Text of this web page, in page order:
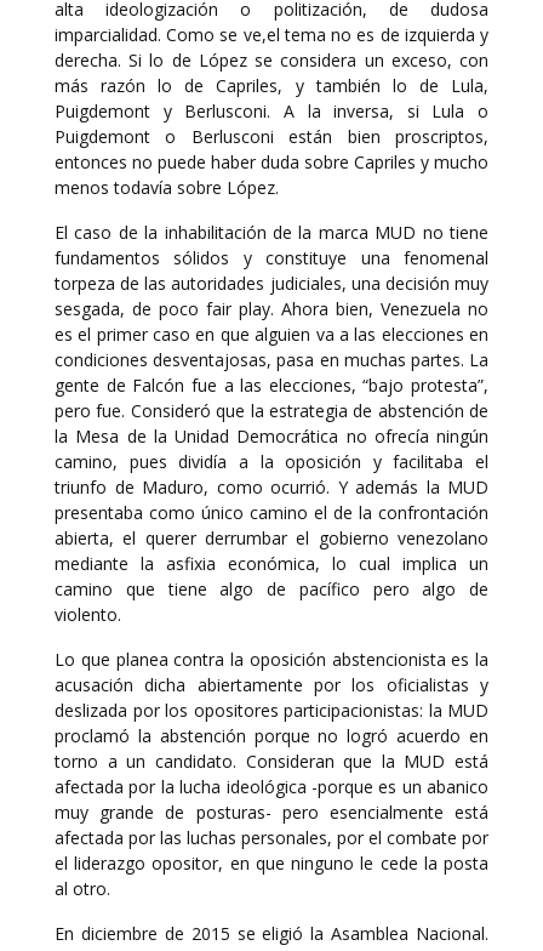
alta ideologización o politización, de dudosa
imparcialidad. Como se ve,el tema no es de izquierda y
derecha. Si lo de López se considera un exceso, con
más razón lo de Capriles, y también lo de Lula,
Puigdemont y Berlusconi. A la inversa, si Lula o
Puigdemont o Berlusconi están bien proscriptos,
entonces no puede haber duda sobre Capriles y mucho
menos todavía sobre López.
El caso de la inhabilitación de la marca MUD no tiene
fundamentos sólidos y constituye una fenomenal
torpeza de las autoridades judiciales, una decisión muy
sesgada, de poco fair play. Ahora bien, Venezuela no
es el primer caso en que alguien va a las elecciones en
condiciones desventajosas, pasa en muchas partes. La
gente de Falcón fue a las elecciones, “bajo protesta”,
pero fue. Consideró que la estrategia de abstención de
la Mesa de la Unidad Democrática no ofrecía ningún
camino, pues dividía a la oposición y facilitaba el
triunfo de Maduro, como ocurrió. Y además la MUD
presentaba como único camino el de la confrontación
abierta, el querer derrumbar el gobierno venezolano
mediante la asfixia económica, lo cual implica un
camino que tiene algo de pacífico pero algo de
violento.
Lo que planea contra la oposición abstencionista es la
acusación dicha abiertamente por los oficialistas y
deslizada por los opositores participacionistas: la MUD
proclamó la abstención porque no logró acuerdo en
torno a un candidato. Consideran que la MUD está
afectada por la lucha ideológica -porque es un abanico
muy grande de posturas- pero esencialmente está
afectada por las luchas personales, por el combate por
el liderazgo opositor, en que ninguno le cede la posta
al otro.
En diciembre de 2015 se eligió la Asamblea Nacional.